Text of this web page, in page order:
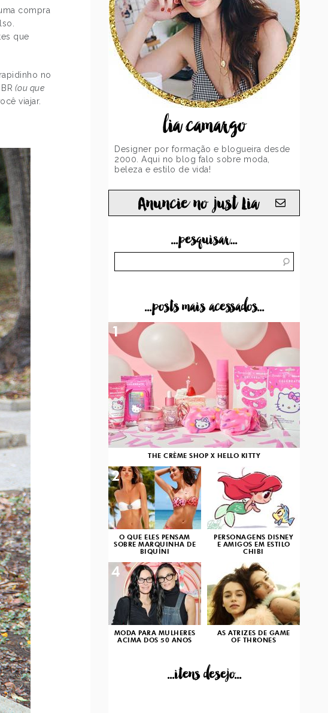
compra
que
no
(ou que
viajar.
POST
lia camargo
Designer por formação e blogueira desde
2000. Aqui no blog falo sobre moda,
beleza e estilo de vida!
Anuncie no just Lia
...pesquisar...
...posts mais acessados...
THE CRÈME SHOP X HELLO KITTY
1
O QUE ELES PENSAM
SOBRE MARQUINHA DE
BIQUÍNI
2
PERSONAGENS DISNEY
E AMIGOS EM ESTILO
CHIBI
3
MODA PARA MULHERES
ACIMA DOS 50 ANOS
4
AS ATRIZES DE GAME
OF THRONES
...itens desejo...